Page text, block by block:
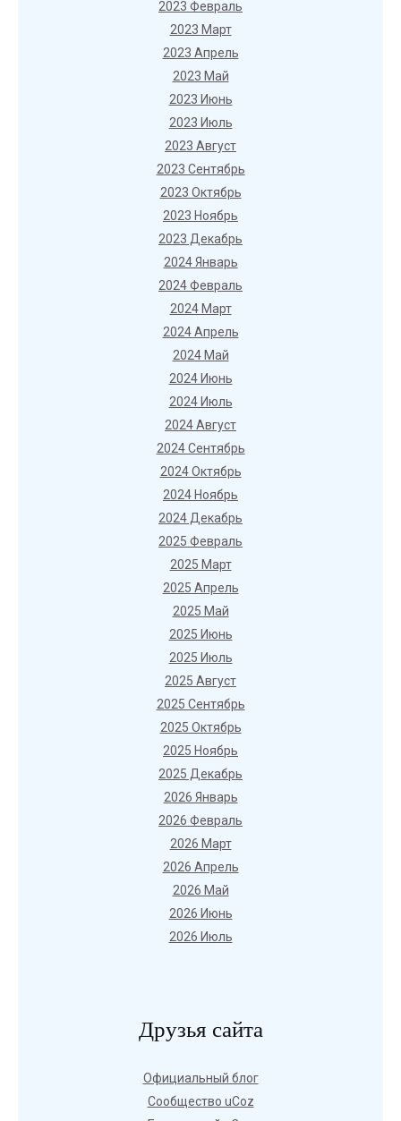
2023 Февраль
2023 Март
2023 Апрель
2023 Май
2023 Июнь
2023 Июль
2023 Август
2023 Сентябрь
2023 Октябрь
2023 Ноябрь
2023 Декабрь
2024 Январь
2024 Февраль
2024 Март
2024 Апрель
2024 Май
2024 Июнь
2024 Июль
2024 Август
2024 Сентябрь
2024 Октябрь
2024 Ноябрь
2024 Декабрь
2025 Февраль
2025 Март
2025 Апрель
2025 Май
2025 Июнь
2025 Июль
2025 Август
2025 Сентябрь
2025 Октябрь
2025 Ноябрь
2025 Декабрь
2026 Январь
2026 Февраль
2026 Март
2026 Апрель
2026 Май
2026 Июнь
2026 Июль
Друзья сайта
Официальный блог
Сообщество uCoz